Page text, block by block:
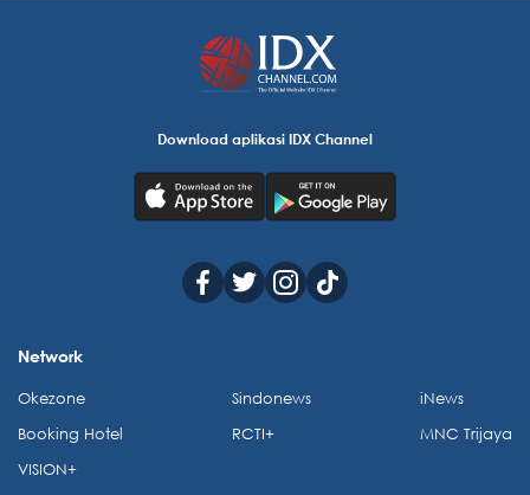
Download aplikasi IDX Channel
Network
Okezone
Booking Hotel
VISION+
Sindonews
RCTI+
iNews
MNC Trijaya